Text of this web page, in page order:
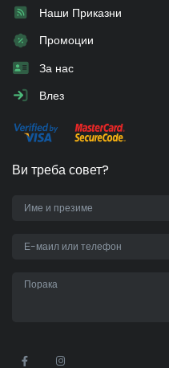
Наши Приказни
Промоции
За нас
Влез
Ви треба совет?